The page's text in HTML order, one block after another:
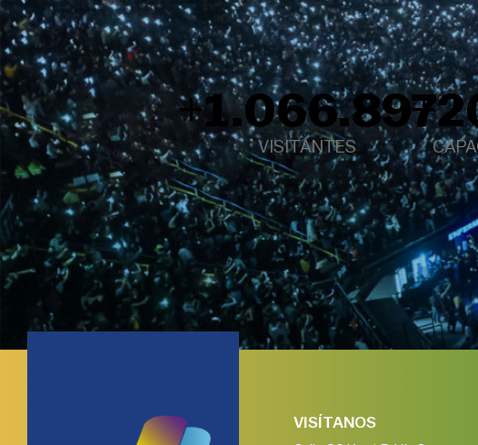
+1.097.418
VISITANTES
+
VISÍTANOS